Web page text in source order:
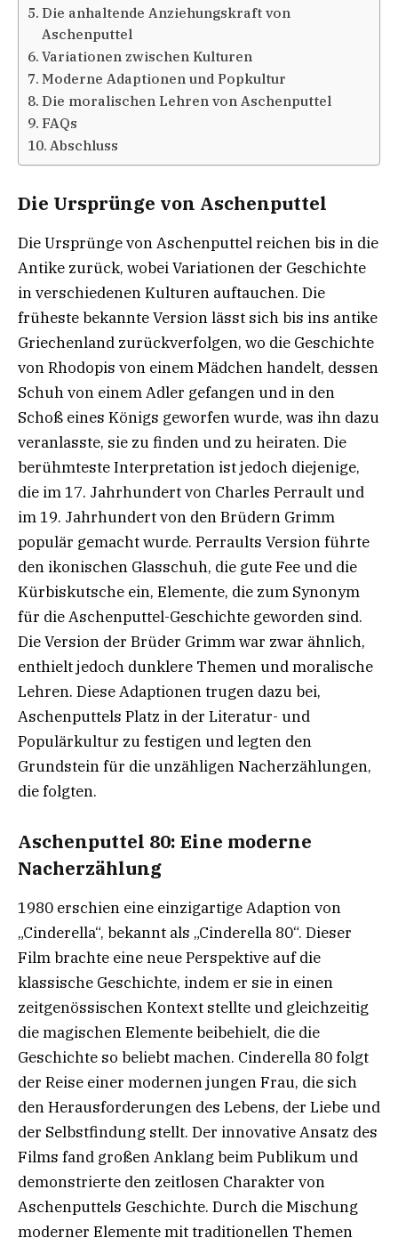
Die anhaltende Anziehungskraft von
Aschenputtel
Variationen zwischen Kulturen
Moderne Adaptionen und Popkultur
Die moralischen Lehren von Aschenputtel
FAQs
Abschluss
Die Ursprünge von Aschenputtel
Die Ursprünge von Aschenputtel reichen bis in die
Antike zurück, wobei Variationen der Geschichte
in verschiedenen Kulturen auftauchen. Die
früheste bekannte Version lässt sich bis ins antike
Griechenland zurückverfolgen, wo die Geschichte
von Rhodopis von einem Mädchen handelt, dessen
Schuh von einem Adler gefangen und in den
Schoß eines Königs geworfen wurde, was ihn dazu
veranlasste, sie zu finden und zu heiraten. Die
berühmteste Interpretation ist jedoch diejenige,
die im 17. Jahrhundert von Charles Perrault und
im 19. Jahrhundert von den Brüdern Grimm
populär gemacht wurde. Perraults Version führte
den ikonischen Glasschuh, die gute Fee und die
Kürbiskutsche ein, Elemente, die zum Synonym
für die Aschenputtel-Geschichte geworden sind.
Die Version der Brüder Grimm war zwar ähnlich,
enthielt jedoch dunklere Themen und moralische
Lehren. Diese Adaptionen trugen dazu bei,
Aschenputtels Platz in der Literatur- und
Populärkultur zu festigen und legten den
Grundstein für die unzähligen Nacherzählungen,
die folgten.
Aschenputtel 80: Eine moderne
Nacherzählung
1980 erschien eine einzigartige Adaption von
„Cinderella“, bekannt als „Cinderella 80“. Dieser
Film brachte eine neue Perspektive auf die
klassische Geschichte, indem er sie in einen
zeitgenössischen Kontext stellte und gleichzeitig
die magischen Elemente beibehielt, die die
Geschichte so beliebt machen. Cinderella 80 folgt
der Reise einer modernen jungen Frau, die sich
den Herausforderungen des Lebens, der Liebe und
der Selbstfindung stellt. Der innovative Ansatz des
Films fand großen Anklang beim Publikum und
demonstrierte den zeitlosen Charakter von
Aschenputtels Geschichte. Durch die Mischung
moderner Elemente mit traditionellen Themen